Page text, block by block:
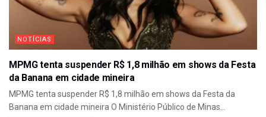
NOTÍCIAS
MPMG tenta suspender R$ 1,8 milhão em shows da Festa
da Banana em cidade mineira
MPMG tenta suspender R$ 1,8 milhão em shows da Festa da
Banana em cidade mineira O Ministério Público de Minas...